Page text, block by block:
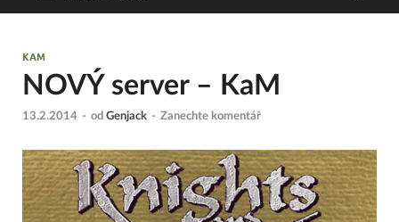
KAM
NOVÝ server – KaM
13.2.2014 - od Genjack - Zanechte komentář